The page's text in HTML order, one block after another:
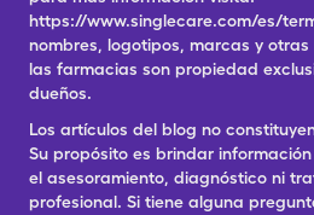
https://www.singlecare.com/es/
nombres, logotipos, marcas y
las farmacias son propiedad
dueños.
Los artículos del blog no
Su propósito es brindar
el asesoramiento, diagnóstico ni
profesional. Si tiene alguna